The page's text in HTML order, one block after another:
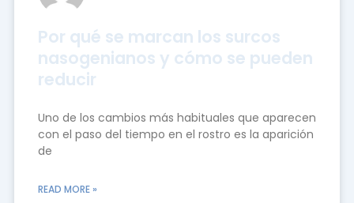
Por qué se marcan los surcos
nasogenianos y cómo se pueden
reducir
Uno de los cambios más habituales que aparecen
con el paso del tiempo en el rostro es la aparición
de
READ MORE »